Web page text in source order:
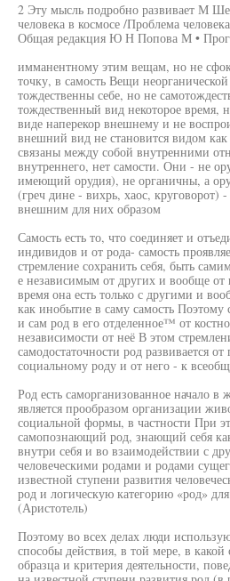
2 Эту мысль подробно развивает М
человека в космосе /Проблема
Общая редакция Ю Н Попова М •
имманентному этим вещам, но не
точку, в самость Вещи
тождественны себе, но не
тождественный вид некоторое время,
виде наперекор внешнему и не
внешний вид не становится видом
связаны между собой внутренними
внутреннего, нет самости. Они - не
имеющий орудия), не органичны, а
(греч дине - вихрь, хаос,
внешним для них образом
Самость есть то, что соединяет и
индивидов и от рода- самость
стремление сохранить себя, быть
е независимым от других и вообще от
время она есть только с другими и
как инобытие в саму самость Поэтому
и сам род в его отделенное™ от
независимости от неё В этом
самодостаточности род развивается
социальному роду и от него - к
Род есть саморганизованное начало
является прообразом организации
социальной формы, в частности При
самопознающий род, знающий себя
внутри себя и во взаимодействии с
человеческими родами и родами
известной ступени развития
род и логическую категорию «род»
(Аристотель)
Поэтому во всех делах люди
способы действия, в той мере, в какой
образца и критерия деятельности,